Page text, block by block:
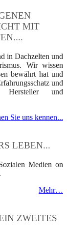
MIT
in Dachzelten und
Wir wissen
bewährt hat und
und
und
Sie uns kennen...
LEBEN...
Medien on
Mehr…
ZWEITES